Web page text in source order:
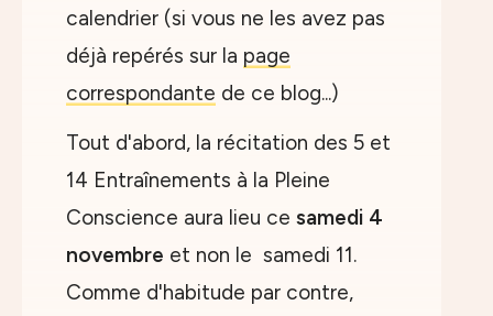
calendrier (si vous ne les avez pas
déjà repérés sur la page
correspondante de ce blog...)
Tout d'abord, la récitation des 5 et
14 Entraînements à la Pleine
Conscience aura lieu ce samedi 4
novembre et non le samedi 11.
Comme d'habitude par contre,